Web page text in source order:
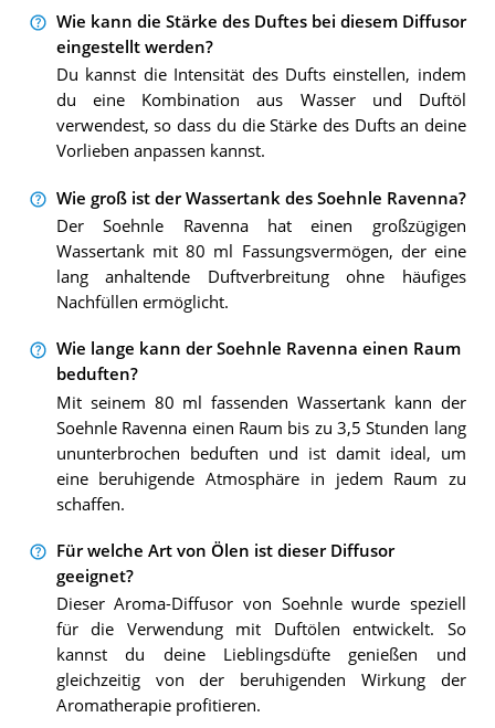
Wie kann die Stärke des Duftes bei diesem Diffusor
eingestellt werden?
Du kannst die Intensität des Dufts einstellen, indem
du eine Kombination aus Wasser und Duftöl
verwendest, so dass du die Stärke des Dufts an deine
Vorlieben anpassen kannst.
Wie groß ist der Wassertank des Soehnle Ravenna?
Der Soehnle Ravenna hat einen großzügigen
Wassertank mit 80 ml Fassungsvermögen, der eine
lang anhaltende Duftverbreitung ohne häufiges
Nachfüllen ermöglicht.
Wie lange kann der Soehnle Ravenna einen Raum
beduften?
Mit seinem 80 ml fassenden Wassertank kann der
Soehnle Ravenna einen Raum bis zu 3,5 Stunden lang
ununterbrochen beduften und ist damit ideal, um
eine beruhigende Atmosphäre in jedem Raum zu
schaffen.
Für welche Art von Ölen ist dieser Diffusor
geeignet?
Dieser Aroma-Diffusor von Soehnle wurde speziell
für die Verwendung mit Duftölen entwickelt. So
kannst du deine Lieblingsdüfte genießen und
gleichzeitig von der beruhigenden Wirkung der
Aromatherapie profitieren.